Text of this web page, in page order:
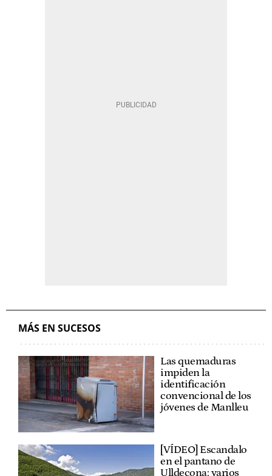
MÁS EN SUCESOS
Las quemaduras
impiden la
identificación
convencional de los
jóvenes de Manlleu
[VÍDEO] Escandalo
en el pantano de
Ulldecona: varios